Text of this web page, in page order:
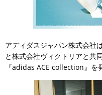
アディダスジャパン株式会社
と株式会社ヴィクトリアと共
『adidas ACE collection』を